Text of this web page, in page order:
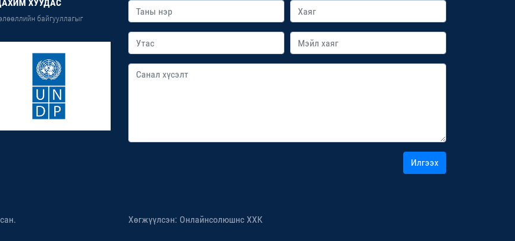
ХУУДАС
байгууллагыг
Илгээх
Хөгжүүлсэн: Онлайнсолюшнс ХХК